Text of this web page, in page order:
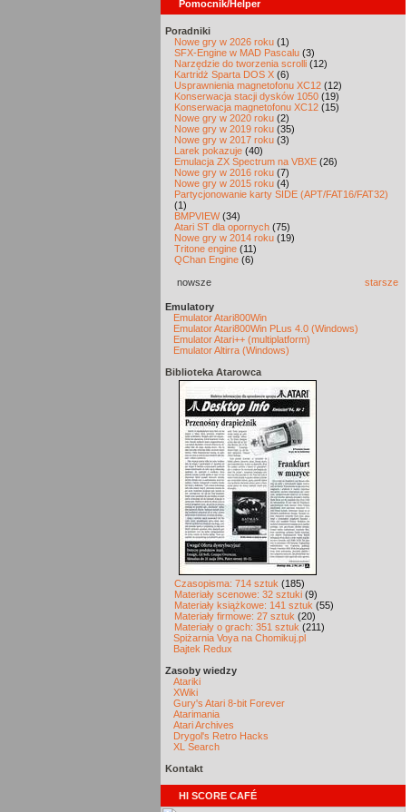
Pomocnik/Helper
Poradniki
Nowe gry w 2026 roku (1)
SFX-Engine w MAD Pascalu (3)
Narzędzie do tworzenia scrolli (12)
Kartridż Sparta DOS X (6)
Usprawnienia magnetofonu XC12 (12)
Konserwacja stacji dysków 1050 (19)
Konserwacja magnetofonu XC12 (15)
Nowe gry w 2020 roku (2)
Nowe gry w 2019 roku (35)
Nowe gry w 2017 roku (3)
Larek pokazuje (40)
Emulacja ZX Spectrum na VBXE (26)
Nowe gry w 2016 roku (7)
Nowe gry w 2015 roku (4)
Partycjonowanie karty SIDE (APT/FAT16/FAT32)
(1)
BMPVIEW(34)
Atari ST dla opornych (75)
Nowe gry w 2014 roku (19)
Tritone engine (11)
QChan Engine (6)
nowsze starsze
Emulatory
Emulator Atari800Win
Emulator Atari800Win PLus 4.0 (Windows)
Emulator Atari++ (multiplatform)
Emulator Altirra (Windows)
Biblioteka Atarowca
Czasopisma: 714 sztuk (185)
Materiały scenowe: 32 sztuki (9)
Materiały książkowe: 141 sztuk (55)
Materiały firmowe: 27 sztuk (20)
Materiały o grach: 351 sztuk (211)
Spiżarnia Voya na Chomikuj.pl
Bajtek Redux
Zasoby wiedzy
Atariki
XWiki
Gury's Atari 8-bit Forever
Atarimania
Atari Archives
Drygol's Retro Hacks
XL Search
Kontakt
HI SCORE CAFÉ